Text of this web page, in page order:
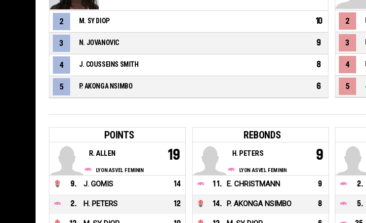
2 M. SY DIOP 10
3 N. JOVANOVIC 9
4 J. COUSSEINS SMITH 8
5 P. AKONGA NSIMBO 6
2
3
4
5
POINTS
LYON ASVEL FEMININ
R. ALLEN 19
9. J. GOMIS 14
2. H. PETERS 12
REBONDS
LYON ASVEL FEMININ
H. PETERS 9
11 . E. CHRISTMANN 9
14. P. AKONGA NSIMBO 8
2.
5.